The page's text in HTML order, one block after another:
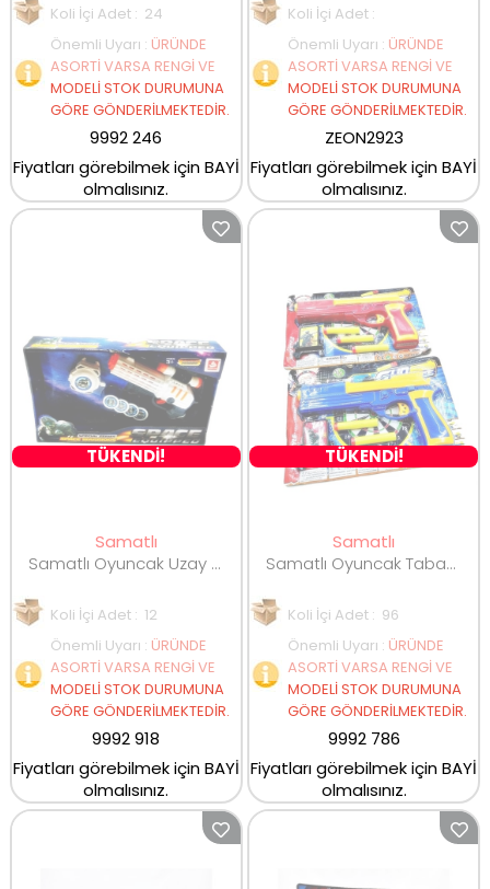
Koli İçi Adet : 24
Önemli Uyarı : ÜRÜNDE
ASORTİ VARSA RENGİ VE
MODELİ STOK DURUMUNA
GÖRE GÖNDERİLMEKTEDİR.
9992 246
Fiyatları görebilmek için BAYİ
olmalısınız.
Koli İçi Adet :
Önemli Uyarı : ÜRÜNDE
ASORTİ VARSA RENGİ VE
MODELİ STOK DURUMUNA
GÖRE GÖNDERİLMEKTEDİR.
ZEON2923
Fiyatları görebilmek için BAYİ
olmalısınız.
TÜKENDİ!
Samatlı
Samatlı Oyuncak Uzay Tabancası
Koli İçi Adet : 12
Önemli Uyarı : ÜRÜNDE
ASORTİ VARSA RENGİ VE
MODELİ STOK DURUMUNA
GÖRE GÖNDERİLMEKTEDİR.
9992 918
Fiyatları görebilmek için BAYİ
olmalısınız.
TÜKENDİ!
Samatlı
Samatlı Oyuncak Tabancalı Dart
Koli İçi Adet : 96
Önemli Uyarı : ÜRÜNDE
ASORTİ VARSA RENGİ VE
MODELİ STOK DURUMUNA
GÖRE GÖNDERİLMEKTEDİR.
9992 786
Fiyatları görebilmek için BAYİ
olmalısınız.